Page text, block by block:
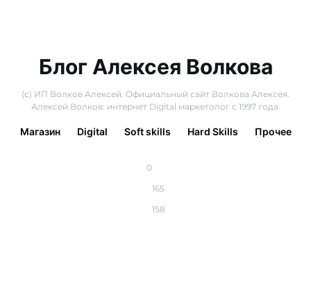
Блог Алексея Волкова
(с) ИП Волков Алексей. Официальный сайт Волкова Алексея.
Алексей Волков: интернет Digital маркетолог с 1997 года.
0
165
158
Магазин Digital Soft skills Hard Skills Прочее